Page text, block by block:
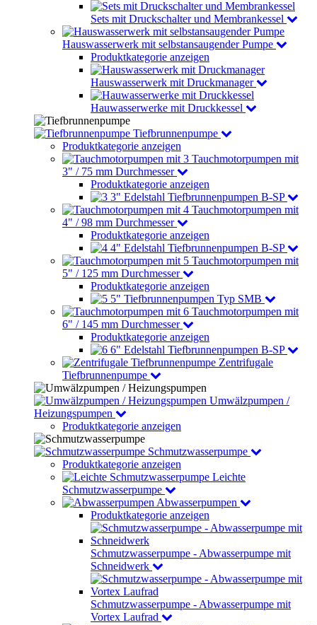
Sets mit Druckschalter und Membrankessel
Hauswasserwerk mit selbstansaugender Pumpe
Produktkategorie anzeigen
Hauswasserwerk mit Druckmanager
Hauwasserwerke mit Druckkessel
Tiefbrunnenpumpe
Produktkategorie anzeigen
Tauchmotorpumpen mit
3" / 75 mm Durchmesser
Produktkategorie anzeigen
3" Edelstahl Tiefbrunnenpumpen B-SP
Tauchmotorpumpen mit
4" / 98 mm Durchmesser
Produktkategorie anzeigen
4" Edelstahl Tiefbrunnenpumpen B-SP
Tauchmotorpumpen mit
5" / 125 mm Durchmesser
Produktkategorie anzeigen
5" Tiefbrunnenpumpen Typ SMB
Tauchmotorpumpen mit
6" / 145 mm Durchmesser
Produktkategorie anzeigen
6" Edelstahl Tiefbrunnenpumpen B-SP
Zentrifugale
Tiefbrunnenpumpe
Umwälzpumpen /
Heizungspumpen
Produktkategorie anzeigen
Schmutzwasserpumpe
Produktkategorie anzeigen
Leichte
Schmutzwasserpumpe
Abwasserpumpen
Produktkategorie anzeigen
Schmutzwasserpumpe - Abwasserpumpe mit
Schneidwerk
Schmutzwasserpumpe - Abwasserpumpe mit
Vortex Laufrad